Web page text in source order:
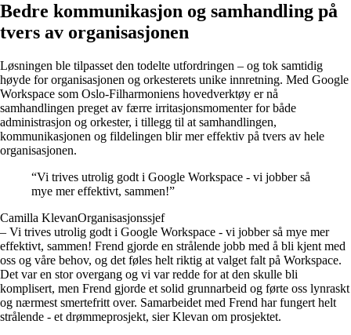
Bedre kommunikasjon og samhandling på
tvers av organisasjonen
Løsningen ble tilpasset den todelte utfordringen – og tok samtidig
høyde for organisasjonen og orkesterets unike innretning. Med Google
Workspace som Oslo-Filharmoniens hovedverktøy er nå
samhandlingen preget av færre irritasjonsmomenter for både
administrasjon og orkester, i tillegg til at samhandlingen,
kommunikasjonen og fildelingen blir mer effektiv på tvers av hele
organisasjonen.
“Vi trives utrolig godt i Google Workspace - vi jobber så
mye mer effektivt, sammen!”
Camilla KlevanOrganisasjonssjef
– Vi trives utrolig godt i Google Workspace - vi jobber så mye mer
effektivt, sammen! Frend gjorde en strålende jobb med å bli kjent med
oss og våre behov, og det føles helt riktig at valget falt på Workspace.
Det var en stor overgang og vi var redde for at den skulle bli
komplisert, men Frend gjorde et solid grunnarbeid og førte oss lynraskt
og nærmest smertefritt over. Samarbeidet med Frend har fungert helt
strålende - et drømmeprosjekt, sier Klevan om prosjektet.